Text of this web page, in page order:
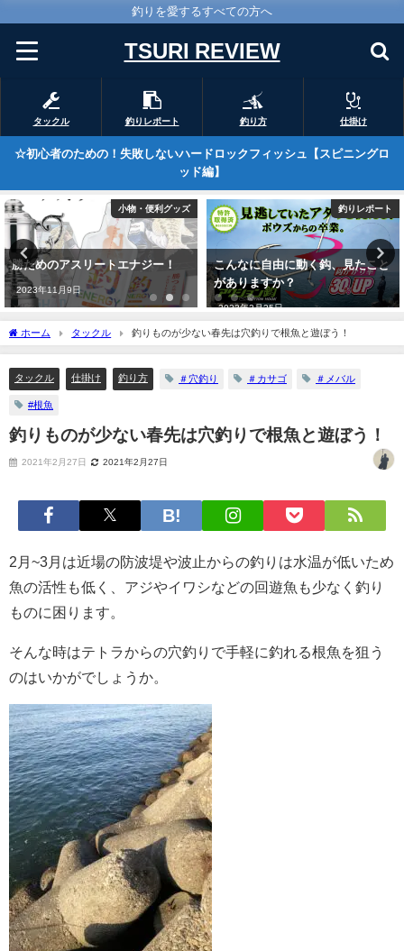
釣りを愛するすべての方へ
TSURI REVIEW
タックル 釣りレポート 釣り方 仕掛け
☆初心者のための！失敗しないハードロックフィッシュ【スピニングロ
ッド編】
釣りレポート
こんなに自由に動く鈎、見たこと
がありますか？
2023年2月25日
釣りレポート
第9回ハーゲンダッツ杯 in串木
野！
2024年9月20日
ホーム タックル 釣りものが少ない春先は穴釣りで根魚と遊ぼう！
タックル 仕掛け 釣り方 ＃穴釣り ＃カサゴ ＃メバル
#根魚
釣りものが少ない春先は穴釣りで根魚と遊ぼう！
2021年2月27日 2021年2月27日
2月~3月は近場の防波堤や波止からの釣りは水温が低いため
魚の活性も低く、アジやイワシなどの回遊魚も少なく釣り
ものに困ります。
そんな時はテトラからの穴釣りで手軽に釣れる根魚を狙う
のはいかがでしょうか。